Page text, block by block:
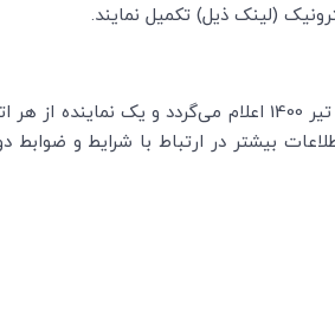
(لینک ذیل) تکمیل نمایند.
بیشتر در ارتباط با شرایط و ضوابط